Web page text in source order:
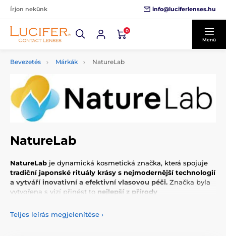
Írjon nekünk info@luciferlenses.hu
0
Menü
Bevezetés Márkák NatureLab
NatureLab
NatureLab je dynamická kosmetická značka, která spojuje
tradiční japonské rituály krásy s nejmodernější technologií
a vytváří inovativní a efektivní vlasovou péči. Značka byla
vytvořena s vizí přinést to nejlepší z přírody
výkonných produktů.
Teljes leírás megjelenítése ›